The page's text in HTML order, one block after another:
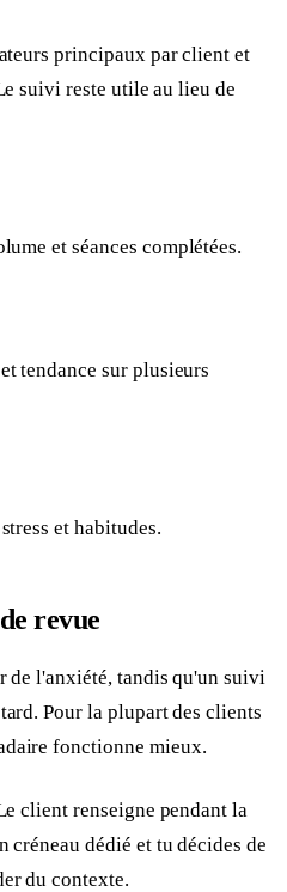
principaux par client et
suivi reste utile au lieu de
et séances complétées.
tendance sur plusieurs
et habitudes.
revue
de l'anxiété, tandis qu'un suivi
Pour la plupart des clients
fonctionne mieux.
client renseigne pendant la
créneau dédié et tu décides de
du contexte.